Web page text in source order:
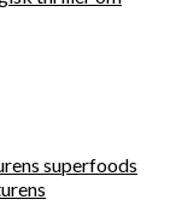
superfoods